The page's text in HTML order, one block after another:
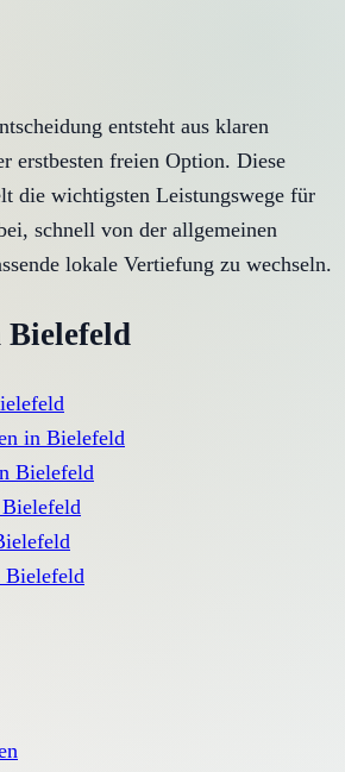
entsteht aus klaren
erstbesten freien Option. Diese
die wichtigsten Leistungswege für
schnell von der allgemeinen
lokale Vertiefung zu wechseln.
Bielefeld
in Bielefeld
Bielefeld
Bielefeld
Bielefeld